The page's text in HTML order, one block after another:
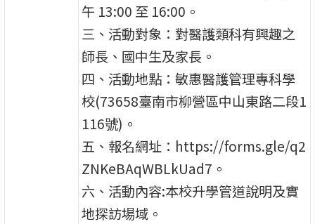
午 13:00 至 16:00。
三、活動對象：對醫護類科有興趣之
師長、國中生及家長。
四、活動地點：敏惠醫護管理專科學
校(73658臺南市柳營區中山東路二段1
116號)。
五、報名網址：https://forms.gle/q2
ZNKeBAqWBLkUad7。
六、活動內容:本校升學管道說明及實
地探訪場域。